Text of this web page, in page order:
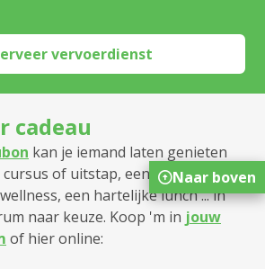
vervoerdienst
cadeau
kan je iemand laten genieten
of uitstap, een gezellige kop
een hartelijke lunch ... in
naar keuze. Koop 'm in jouw
of hier online:
Naar boven